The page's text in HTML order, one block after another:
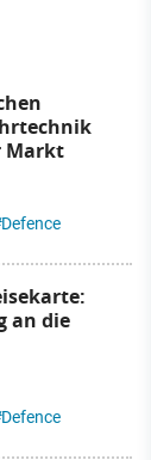
Markt
Defence
an die
Defence